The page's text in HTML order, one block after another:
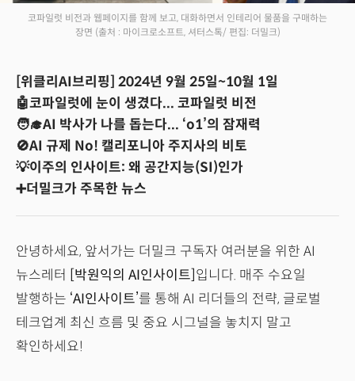
코파일럿 비전과 웹페이지를 함께 보고, 대화하면서 인테리어 물품을 구매하는
장면 (출처 : 마이크로소프트, 셔터스톡/ 편집: 더밀크)
[위클리AI브리핑] 2024년 9월 25일~10월 1일
🤖코파일럿에 눈이 생겼다... 코파일럿 비전
🧑‍🎓AI 박사가 나를 돕는다... ‘o1’의 잠재력
🚫AI 규제 No! 캘리포니아 주지사의 비토
💡이주의 인사이트: 왜 공간지능(SI)인가
➕더밀크가 주목한 뉴스
안녕하세요, 앞서가는 더밀크 구독자 여러분을 위한 AI
뉴스레터
[박원익의 AI인사이트] 입니다. 매주 수요일
발행하는 ‘AI인사이트’를 통해 AI 리더들의 전략, 글로벌
테크업계 최신 흐름 및 중요 시그널을 놓치지 말고
확인하세요!